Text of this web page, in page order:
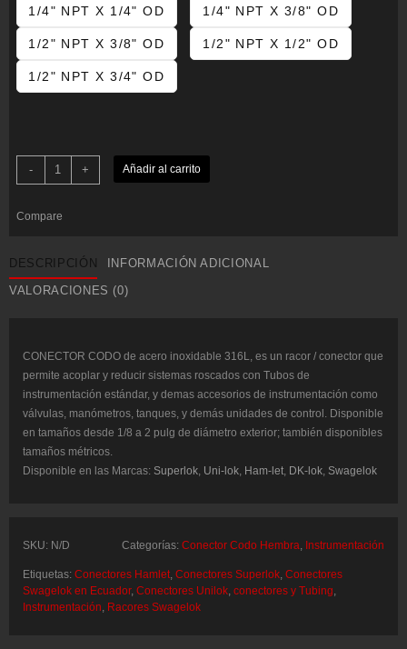
1/4" NPT X 1/4" OD 1/4" NPT X 3/8" OD
1/2" NPT X 3/8" OD 1/2" NPT X 1/2" OD
1/2" NPT X 3/4" OD
-
CODO
INOXIDABLE
90°
316L
cantidad
+ Añadir al carrito
Compare
DESCRIPCIÓN
INFORMACIÓN ADICIONAL
VALORACIONES (0)
CONECTOR CODO de acero inoxidable 316L, es un racor / conector que
permite acoplar y reducir sistemas roscados con Tubos de
instrumentación estándar, y demas accesorios de instrumentación como
válvulas, manómetros, tanques, y demás unidades de control. Disponible
en tamaños desde 1/8 a 2 pulg de diámetro exterior; también disponibles
tamaños métricos.
Disponible en las Marcas: Superlok, Uni-lok, Ham-let, DK-lok, Swagelok
SKU: N/D Categorías: Conector Codo Hembra, Instrumentación
Etiquetas: Conectores Hamlet, Conectores Superlok, Conectores
Swagelok en Ecuador, Conectores Unilok, conectores y Tubing,
Instrumentación, Racores Swagelok